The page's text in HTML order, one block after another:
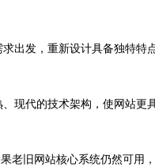
出发，重新设计具备独特特
现代的技术架构，使网站
老旧网站核心系统仍然可用